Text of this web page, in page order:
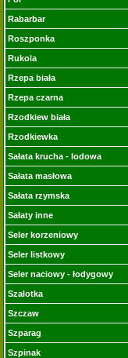
Rabarbar
Roszponka
Rukola
Rzepa biała
Rzepa czarna
Rzodkiew biała
Rzodkiewka
Sałata krucha - lodowa
Sałata masłowa
Sałata rzymska
Sałaty inne
Seler korzeniowy
Seler listkowy
Seler naciowy - łodygowy
Szalotka
Szczaw
Szparag
Szpinak